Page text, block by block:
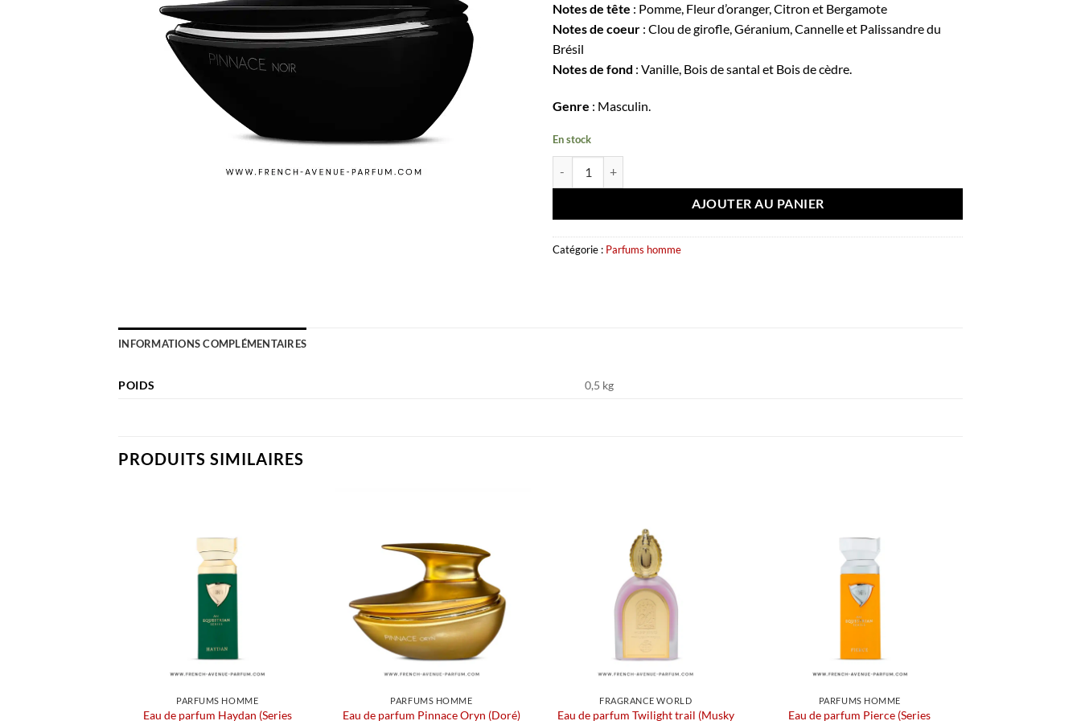
Notes de tête : Pomme, Fleur d’oranger, Citron et Bergamote
Notes de coeur : Clou de girofle, Géranium, Cannelle et Palissandre du
Brésil
Notes de fond : Vanille, Bois de santal et Bois de cèdre.
Genre : Masculin.
En stock
AJOUTER AU PANIER
Catégorie : Parfums homme
INFORMATIONS COMPLÉMENTAIRES
POIDS 0,5 kg
PRODUITS SIMILAIRES
PARFUMS HOMME
Eau de parfum Haydan (Series
PARFUMS HOMME
Eau de parfum Pinnace Oryn (Doré)
FRAGRANCE WORLD
Eau de parfum Twilight trail (Musky
PARFUMS HOMME
Eau de parfum Pierce (Series